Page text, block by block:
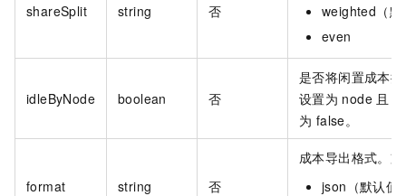
shareSplit string 否
weighted（默
even
idleByNode boolean 否
是否将闲置成本
设置为 node 且
为 false。
format string 否
成本导出格式。
json（默认值